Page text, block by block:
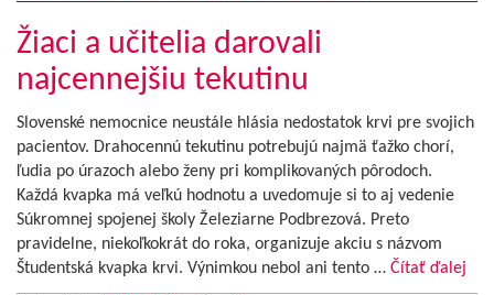
Žiaci a učitelia darovali
najcennejšiu tekutinu
Slovenské nemocnice neustále hlásia nedostatok krvi pre svojich
pacientov. Drahocennú tekutinu potrebujú najmä ťažko chorí,
ľudia po úrazoch alebo ženy pri komplikovaných pôrodoch.
Každá kvapka má veľkú hodnotu a uvedomuje si to aj vedenie
Súkromnej spojenej školy Železiarne Podbrezová. Preto
pravidelne, niekoľkokrát do roka, organizuje akciu s názvom
Študentská kvapka krvi. Výnimkou nebol ani tento … Čítať ďalej